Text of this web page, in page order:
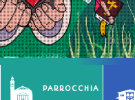
PARROCCHIA